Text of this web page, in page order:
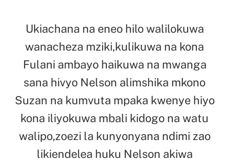
Ukiachana na eneo hilo walilokuwa
wanacheza mziki,kulikuwa na kona
Fulani ambayo haikuwa na mwanga
sana hivyo Nelson alimshika mkono
Suzan na kumvuta mpaka kwenye hiyo
kona iliyokuwa mbali kidogo na watu
walipo,zoezi la kunyonyana ndimi zao
likiendelea huku Nelson akiwa